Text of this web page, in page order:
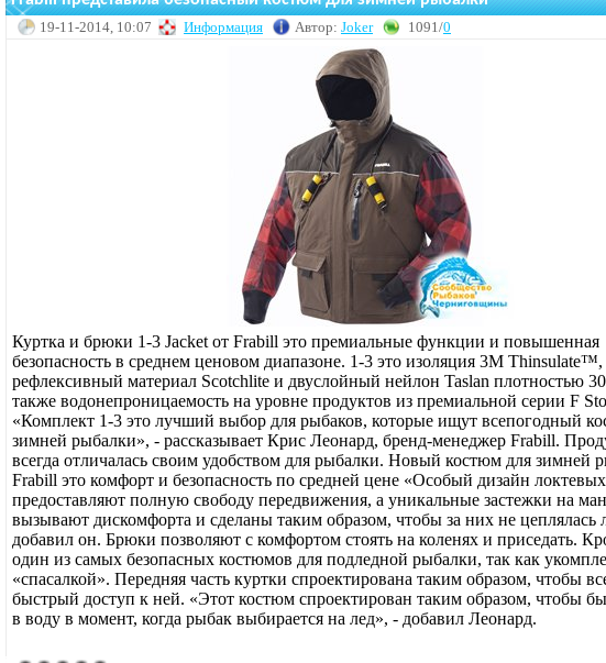
19-11-2014, 10:07 Информация Автор: Joker 1091/0
Куртка и брюки 1-3 Jacket от Frabill это премиальные функции и повышенная
безопасность в среднем ценовом диапазоне. 1-3 это изоляция 3M Thinsulate™,
рефлексивный материал Scotchlite и двуслойный нейлон Taslan плотностью
также водонепроницаемость на уровне продуктов из премиальной серии F
«Комплект 1-3 это лучший выбор для рыбаков, которые ищут всепогодный
зимней рыбалки», - рассказывает Крис Леонард, бренд-менеджер Frabill.
всегда отличалась своим удобством для рыбалки. Новый костюм для зимней
Frabill это комфорт и безопасность по средней цене «Особый дизайн
предоставляют полную свободу передвижения, а уникальные застежки на
вызывают дискомфорта и сделаны таким образом, чтобы за них не цеплялась
добавил он. Брюки позволяют с комфортом стоять на коленях и приседать.
один из самых безопасных костюмов для подледной рыбалки, так как
«спасалкой». Передняя часть куртки спроектирована таким образом, чтобы
быстрый доступ к ней. «Этот костюм спроектирован таким образом, чтобы
в воду в момент, когда рыбак выбирается на лед», - добавил Леонард.